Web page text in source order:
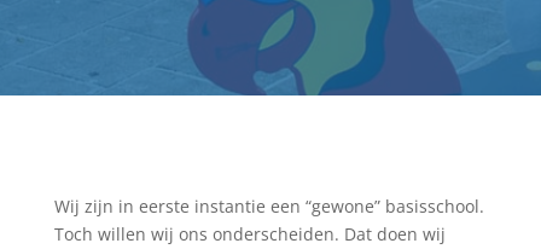
Wij zijn in eerste instantie een “gewone” basisschool.
Toch willen wij ons onderscheiden. Dat doen wij